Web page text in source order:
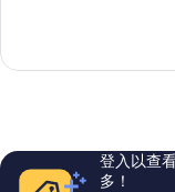
常
評
論
登入以查
多！